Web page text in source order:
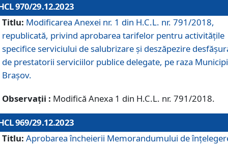
970/29.12.2023
Titlu: Modificarea Anexei nr. 1 din H.C.L. nr. 791/2018,
republicată, privind aprobarea tarifelor pentru activitățile
specifice serviciului de salubrizare și deszăpezire
de prestatorii serviciilor publice delegate, pe raza
Brașov.
Observații : Modifică Anexa 1 din H.C.L. nr. 791/2018.
969/29.12.2023
Titlu: Aprobarea încheierii Memorandumului de